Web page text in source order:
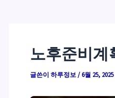
노후준비계
글쓴이 하루정보/6월 25, 2025